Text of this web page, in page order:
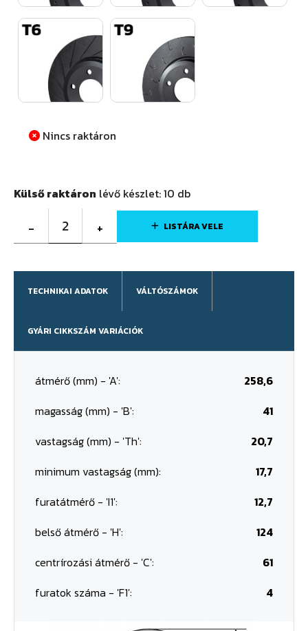
Nincs raktáron
Külső raktáron lévő készlet:10 db
- 2 + LISTÁRA VELE
TECHNIKAI ADATOK VÁLTÓSZÁMOK
GYÁRI CIKKSZÁM VARIÁCIÓK
átmérő (mm) - 'A':
258,6
magasság (mm) - 'B':
41
vastagság (mm) - 'Th':
20,7
minimum vastagság (mm):
17,7
furatátmérő - 'I1':
12,7
belső átmérő - 'H':
124
centrírozási átmérő - 'C':
61
furatok száma - 'F1':
4